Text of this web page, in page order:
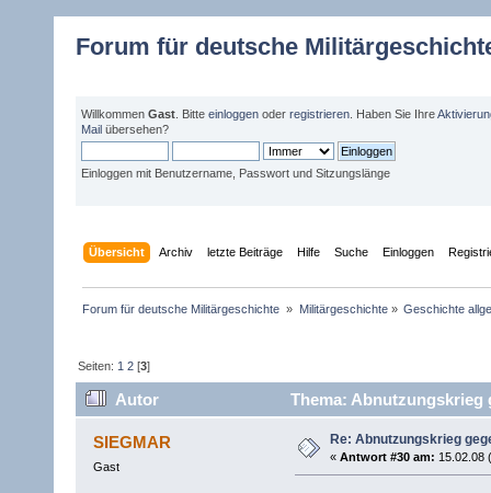
Forum für deutsche
Willkommen Gast . Bitte einloggen oder registrieren . Haben Sie Ihre
Mail übersehen?
Einloggen mit Benutzername, Passwort und Sitzungslänge
Übersicht Archiv letzte Beiträge Hilfe Suche Einloggen
Forum für deutsche Militärgeschichte » Militärgeschichte» Geschichte
Seiten: 1 2 [3]
Autor Thema: Abnutzungskrieg
SIEGMAR
Gast
Re: Abnutzungskrieg
« Antwort #30 am: 15.02.08